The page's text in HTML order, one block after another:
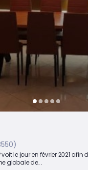
voit le jour en février 2021
globale de...